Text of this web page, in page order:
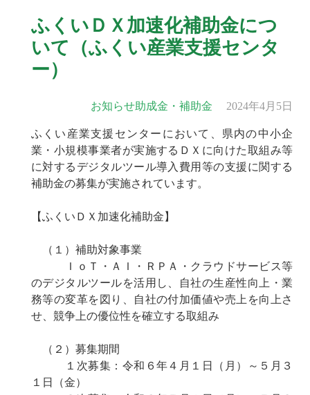
ふくいＤＸ加速化補助金につ
いて（ふくい産業支援センタ
ー）
お知らせ助成金・補助金 2024年4月5日
ふくい産業支援センターにおいて、県内の中小企
業・小規模事業者が実施するＤＸに向けた取組み等
に対するデジタルツール導入費用等の支援に関する
補助金の募集が実施されています。
【ふくいＤＸ加速化補助金】
（１）補助対象事業
ＩｏＴ・ＡＩ・ＲＰＡ・クラウドサービス等
のデジタルツールを活用し、自社の生産性向上・業
務等の変革を図り、自社の付加価値や売上を向上さ
せ、競争上の優位性を確立する取組み
（２）募集期間
１次募集：令和６年４月１日（月）～５月３
１日（金）